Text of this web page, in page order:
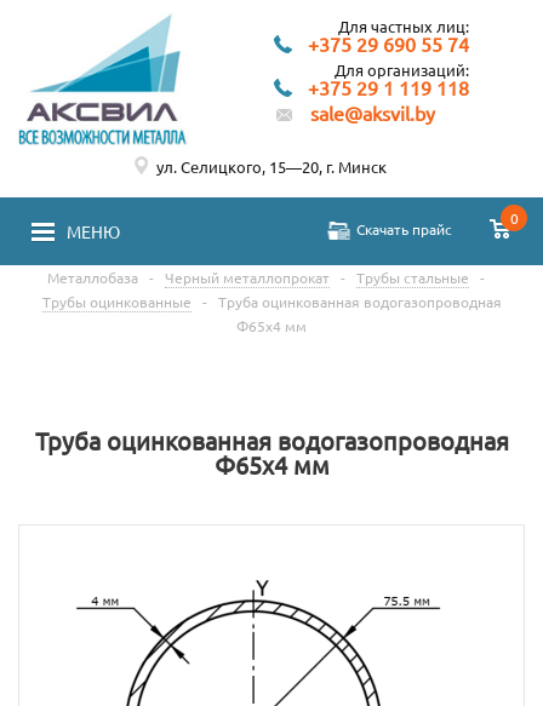
Для частных лиц:
+375 29 690 55 74
Для организаций:
+375 29 1 119 118
sale@aksvil.by
МЕНЮ Скачать прайс
0
ул. Селицкого, 15—20, г. Минск
Металлобаза - Черный металлопрокат - Трубы стальные
-
Трубы оцинкованные
-
Труба оцинкованная водогазопроводная
Ф65х4 мм
Труба оцинкованная водогазопроводная
Ф65х4 мм